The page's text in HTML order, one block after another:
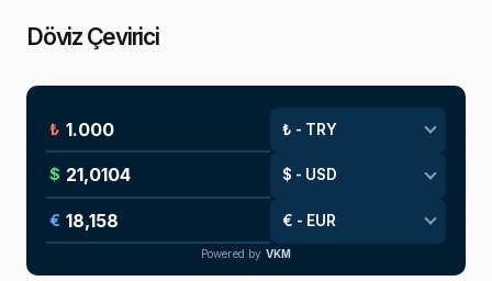
Döviz Çevirici
₺
$
€
Powered by VKM